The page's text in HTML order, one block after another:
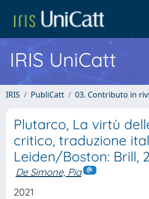
IRIS UniCatt
IRIS PubliCatt 03. Contributo in
Plutarco, La virtù
critico, traduzione
Leiden/Boston: Brill,
De Simone, Pia
2021